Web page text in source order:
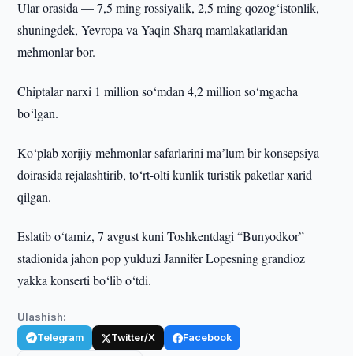
Ular orasida — 7,5 ming rossiyalik, 2,5 ming qozog‘istonlik,
shuningdek, Yevropa va Yaqin Sharq mamlakatlaridan
mehmonlar bor.
Chiptalar narxi 1 million so‘mdan 4,2 million so‘mgacha
bo‘lgan.
Ko‘plab xorijiy mehmonlar safarlarini maʼlum bir konsepsiya
doirasida rejalashtirib, to‘rt-olti kunlik turistik paketlar xarid
qilgan.
Eslatib o‘tamiz, 7 avgust kuni Toshkentdagi “Bunyodkor”
stadionida jahon pop yulduzi Jannifer Lopesning grandioz
yakka konserti bo‘lib o‘tdi.
Ulashish:
Telegram Twitter/X Facebook